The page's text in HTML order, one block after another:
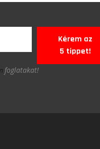
Kérem az
5 tippet!
foglatakat!